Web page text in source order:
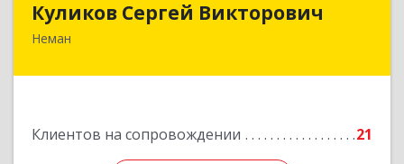
Куликов Сергей Викторович
Неман
Клиентов на сопровождении 21